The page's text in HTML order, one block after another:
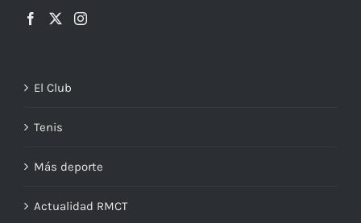
El Club
Tenis
Más deporte
Actualidad RMCT